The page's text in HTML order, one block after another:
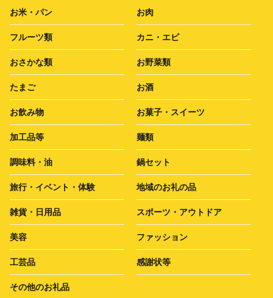
お米・パン お肉
フルーツ類 カニ・エビ
おさかな類 お野菜類
たまご お酒
お飲み物 お菓子・スイーツ
加工品等 麺類
調味料・油 鍋セット
旅行・イベント・体験 地域のお礼の品
雑貨・日用品 スポーツ・アウトドア
美容 ファッション
工芸品 感謝状等
その他のお礼品